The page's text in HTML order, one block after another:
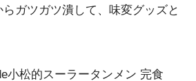
らガツガツ潰して、味変グッズと